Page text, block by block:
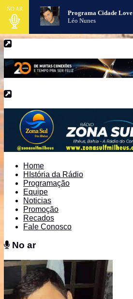
NO AR
Programa Cidade Love
Léo Nunes
Home
HIstória da Rádio
Programação
Equipe
Noticias
Promoção
Recados
Fale Conosco
No ar